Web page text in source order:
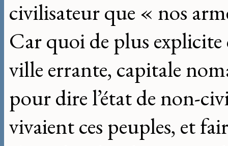
civilisateur que « nos
Car quoi de plus explicite
ville errante, capitale
pour dire l’état de non-
vivaient ces peuples, et